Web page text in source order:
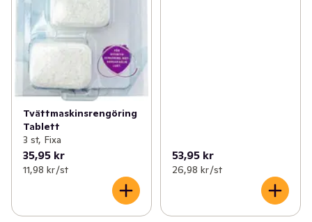
Tvättmaskinsrengöring
Tablett
3 st, Fixa
35,95 kr
11,98 kr /st
53,95 kr
26,98 kr /st